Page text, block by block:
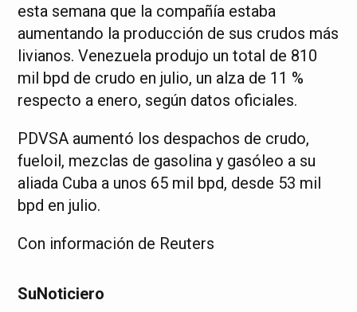
esta semana que la compañía estaba
aumentando la producción de sus crudos más
livianos. Venezuela produjo un total de 810
mil bpd de crudo en julio, un alza de 11 %
respecto a enero, según datos oficiales.
PDVSA aumentó los despachos de crudo,
fueloil, mezclas de gasolina y gasóleo a su
aliada Cuba a unos 65 mil bpd, desde 53 mil
bpd en julio.
Con información de Reuters
SuNoticiero